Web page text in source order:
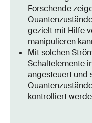
Forschende
gezielt mit Hilfe
manipulieren
Mit solchen
Schaltelemente
angesteuert und
kontrolliert